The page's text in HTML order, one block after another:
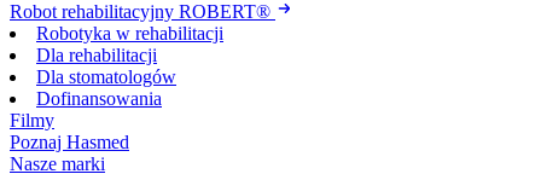
Robot rehabilitacyjny ROBERT®
Robotyka w rehabilitacji
Dla rehabilitacji
Dla stomatologów
Dofinansowania
Filmy
Poznaj Hasmed
Nasze marki